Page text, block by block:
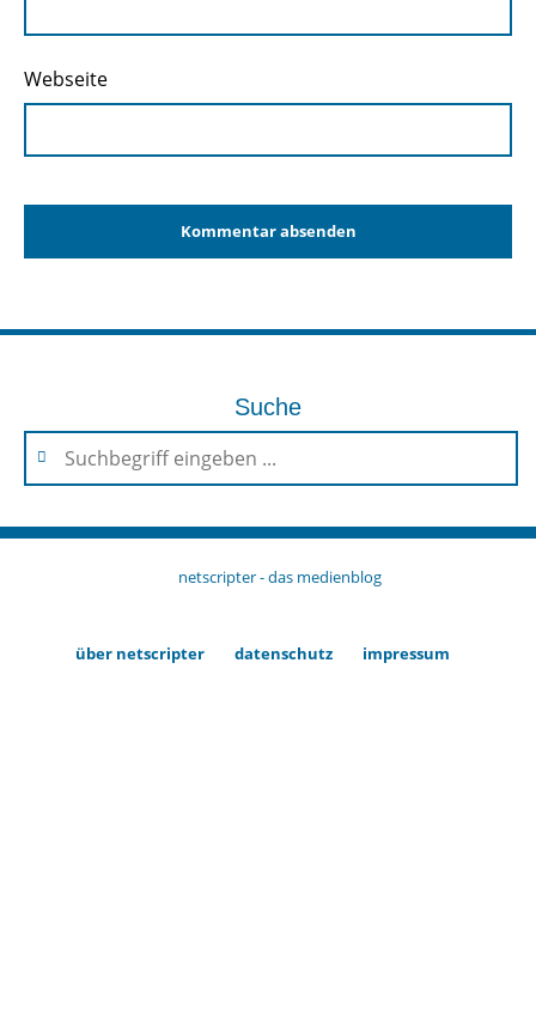
Webseite
Suche
netscripter - das medienblog
über netscripter datenschutz impressum